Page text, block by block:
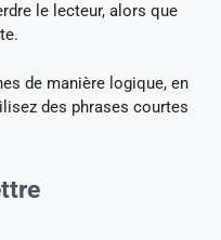
le lecteur, alors que
de manière logique, en
des phrases courtes